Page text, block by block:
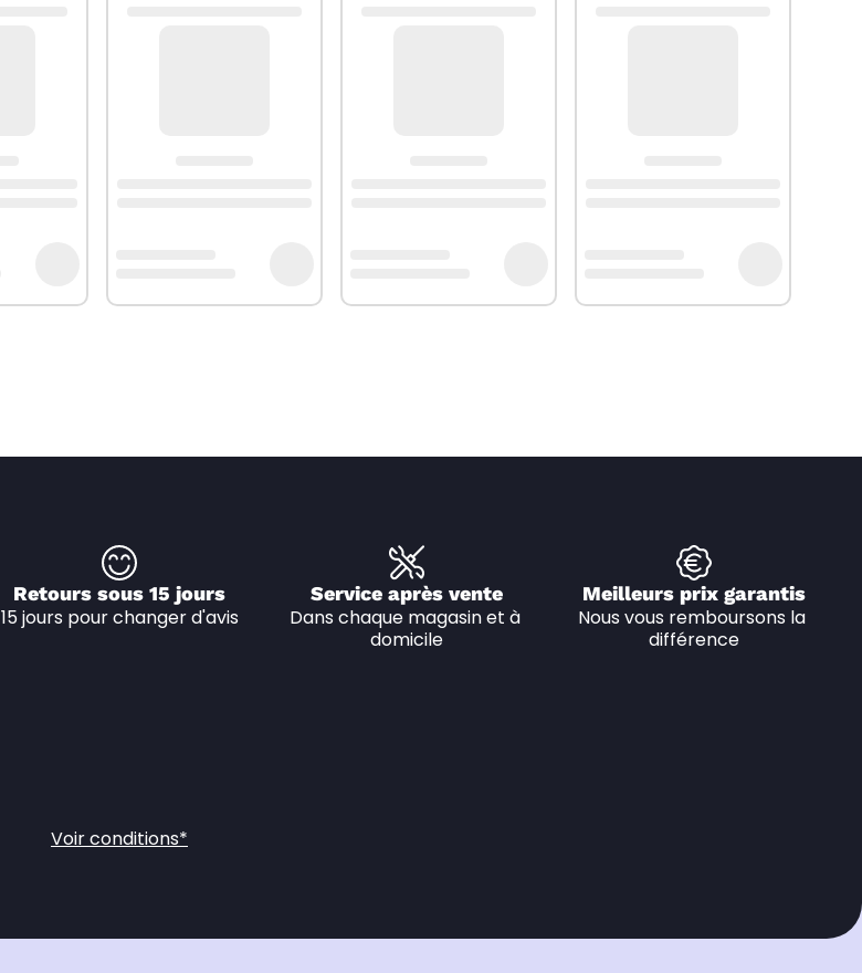
Retours sous 15 jours
15 jours pour changer d'avis
Service après vente
Dans chaque magasin et à
domicile
Meilleurs prix garantis
Nous vous remboursons la
différence
Voir conditions*